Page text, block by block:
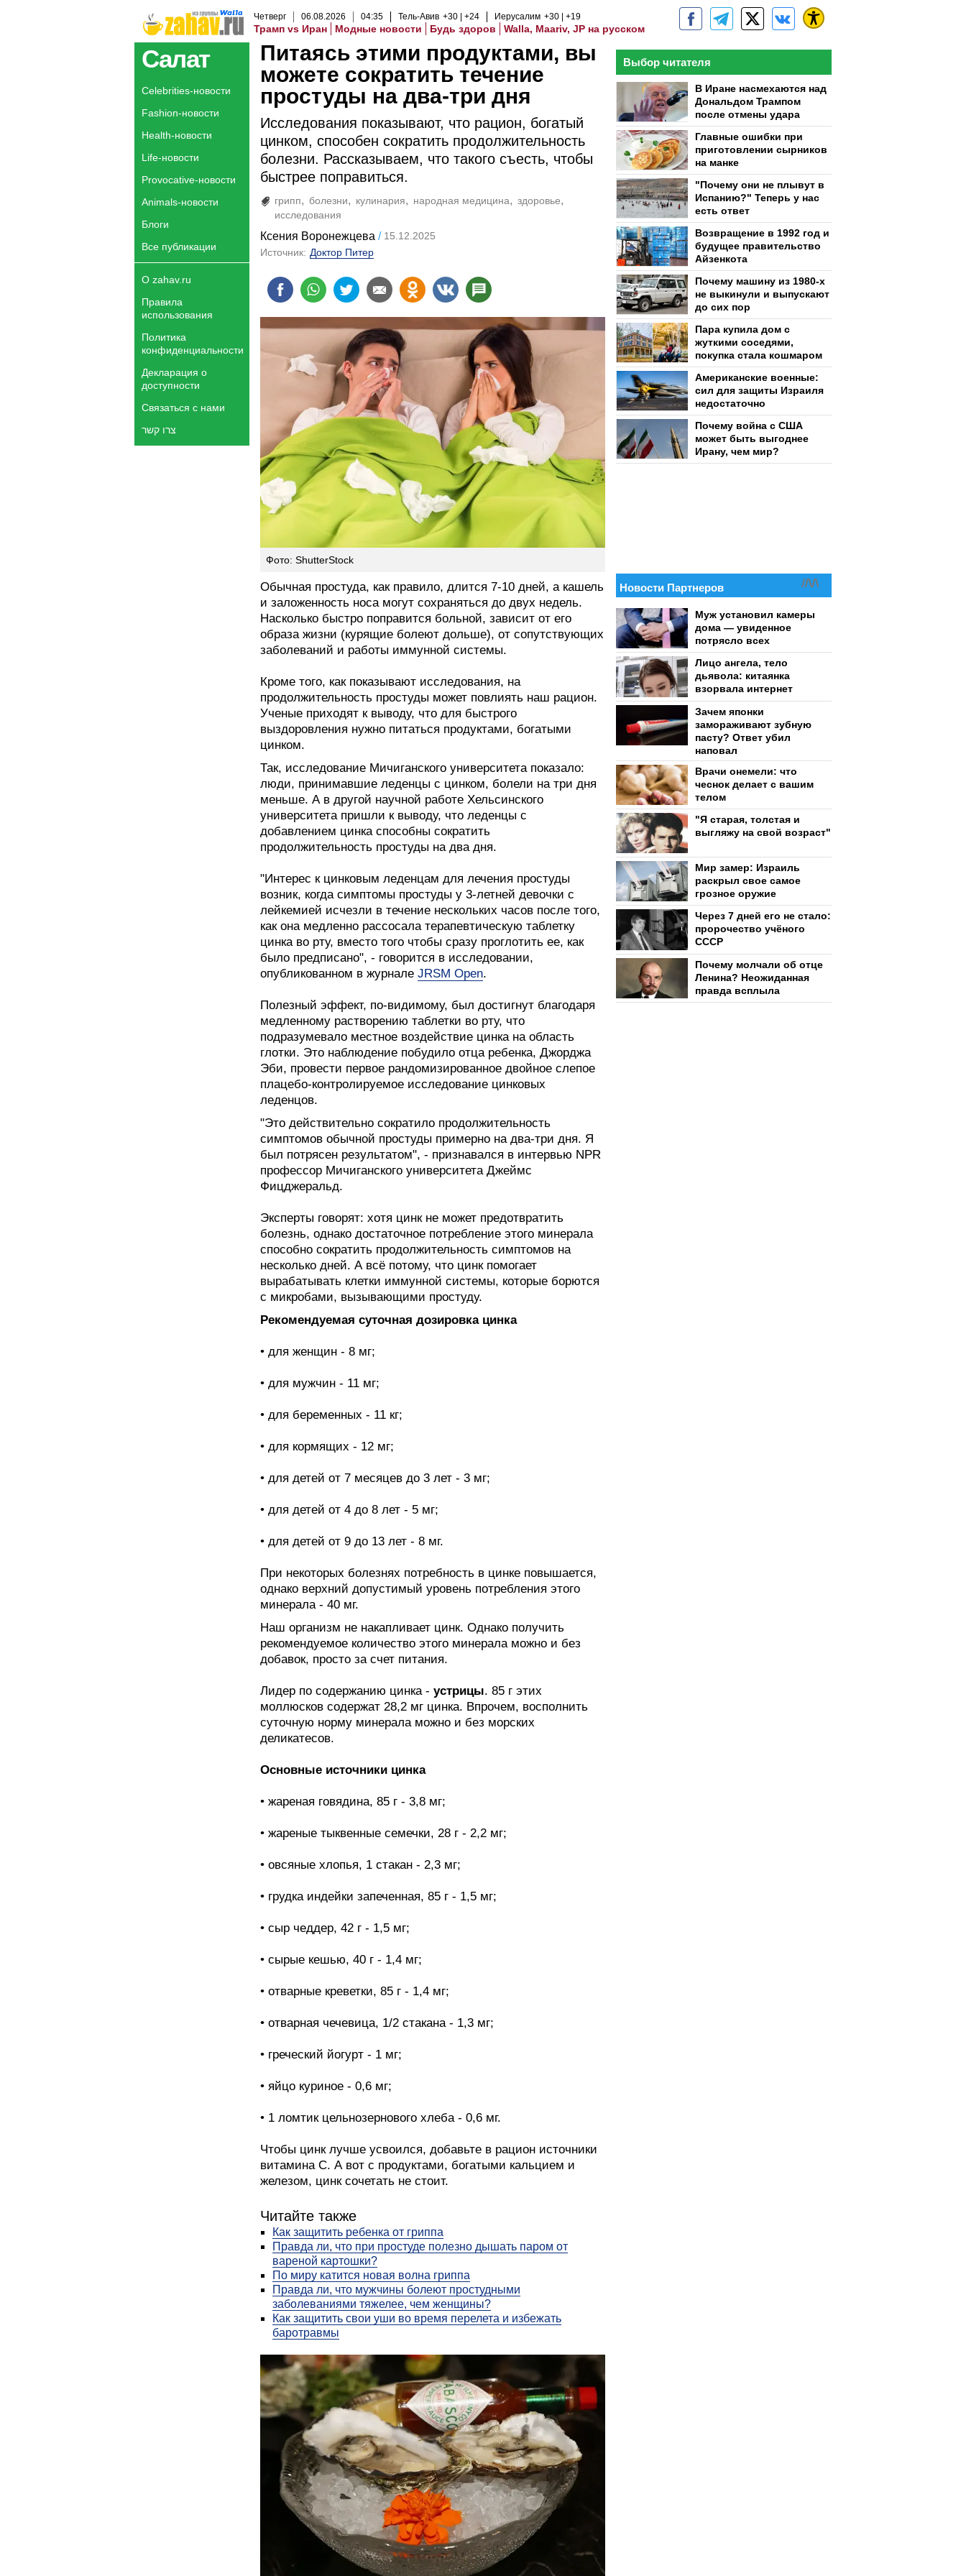
Четверг 06.08.2026 04:35 Тель-Авив +30 +24 Иерусалим +30 +19
Трамп vs Иран Модные новости Будь здоров Walla, Maariv, JP на русском
Салат
Celebrities-новости
Fashion-новости
Health-новости
Life-новости
Provocative-новости
Animals-новости
Блоги
Все публикации
О zahav.ru
Правила
использования
Политика
конфиденциальности
Декларация о
доступности
Связаться с нами
צרו קשר
Питаясь этими продуктами, вы
можете сократить течение
простуды на два-три дня
Исследования показывают, что рацион, богатый
цинком, способен сократить продолжительность
болезни. Рассказываем, что такого съесть, чтобы
быстрее поправиться.
грипп болезни кулинария народная медицина
здоровье
исследования
Ксения Воронежцева
15.12.2025
Источник: Доктор Питер
Фото: ShutterStock
Обычная простуда, как правило, длится 7-10 дней, а кашель
и заложенность носа могут сохраняться до двух недель.
Насколько быстро поправится больной, зависит от его
образа жизни (курящие болеют дольше), от сопутствующих
заболеваний и работы иммунной системы.
Кроме того, как показывают исследования, на
продолжительность простуды может повлиять наш рацион.
Ученые приходят к выводу, что для быстрого
выздоровления нужно питаться продуктами, богатыми
цинком.
Так, исследование Мичиганского университета показало:
люди, принимавшие леденцы с цинком, болели на три дня
меньше. А в другой научной работе Хельсинского
университета пришли к выводу, что леденцы с
добавлением цинка способны сократить
продолжительность простуды на два дня.
"Интерес к цинковым леденцам для лечения простуды
возник, когда симптомы простуды у 3-летней девочки с
лейкемией исчезли в течение нескольких часов после того,
как она медленно рассосала терапевтическую таблетку
цинка во рту, вместо того чтобы сразу проглотить ее, как
было предписано", - говорится в исследовании,
опубликованном в журнале JRSM Open.
Полезный эффект, по-видимому, был достигнут благодаря
медленному растворению таблетки во рту, что
подразумевало местное воздействие цинка на область
глотки. Это наблюдение побудило отца ребенка, Джорджа
Эби, провести первое рандомизированное двойное слепое
плацебо-контролируемое исследование цинковых
леденцов.
"Это действительно сократило продолжительность
симптомов обычной простуды примерно на два-три дня. Я
был потрясен результатом", - признавался в интервью NPR
профессор Мичиганского университета Джеймс
Фицджеральд.
Эксперты говорят: хотя цинк не может предотвратить
болезнь, однако достаточное потребление этого минерала
способно сократить продолжительность симптомов на
несколько дней. А всё потому, что цинк помогает
вырабатывать клетки иммунной системы, которые борются
с микробами, вызывающими простуду.
Рекомендуемая суточная дозировка цинка
• для женщин - 8 мг;
• для мужчин - 11 мг;
• для беременных - 11 кг;
• для кормящих - 12 мг;
• для детей от 7 месяцев до 3 лет - 3 мг;
• для детей от 4 до 8 лет - 5 мг;
• для детей от 9 до 13 лет - 8 мг.
При некоторых болезнях потребность в цинке повышается,
однако верхний допустимый уровень потребления этого
минерала - 40 мг.
Наш организм не накапливает цинк. Однако получить
рекомендуемое количество этого минерала можно и без
добавок, просто за счет питания.
Лидер по содержанию цинка - устрицы. 85 г этих
моллюсков содержат 28,2 мг цинка. Впрочем, восполнить
суточную норму минерала можно и без морских
деликатесов.
Основные источники цинка
• жареная говядина, 85 г - 3,8 мг;
• жареные тыквенные семечки, 28 г - 2,2 мг;
• овсяные хлопья, 1 стакан - 2,3 мг;
• грудка индейки запеченная, 85 г - 1,5 мг;
• сыр чеддер, 42 г - 1,5 мг;
• сырые кешью, 40 г - 1,4 мг;
• отварные креветки, 85 г - 1,4 мг;
• отварная чечевица, 1/2 стакана - 1,3 мг;
• греческий йогурт - 1 мг;
• яйцо куриное - 0,6 мг;
• 1 ломтик цельнозернового хлеба - 0,6 мг.
Чтобы цинк лучше усвоился, добавьте в рацион источники
витамина С. А вот с продуктами, богатыми кальцием и
железом, цинк сочетать не стоит.
Читайте также
Как защитить ребенка от гриппа
Правда ли, что при простуде полезно дышать паром от
вареной картошки?
По миру катится новая волна гриппа
Правда ли, что мужчины болеют простудными
заболеваниями тяжелее, чем женщины?
Как защитить свои уши во время перелета и избежать
баротравмы
Выбор читателя
В Иране насмехаются над
Дональдом Трампом
после отмены удара
Главные ошибки при
приготовлении сырников
на манке
"Почему они не плывут в
Испанию?" Теперь у нас
есть ответ
Возвращение в 1992 год и
будущее правительство
Айзенкота
Почему машину из 1980-х
не выкинули и выпускают
до сих пор
Пара купила дом с
жуткими соседями,
покупка стала кошмаром
Американские военные:
сил для защиты Израиля
недостаточно
Почему война с США
может быть выгоднее
Ирану, чем мир?